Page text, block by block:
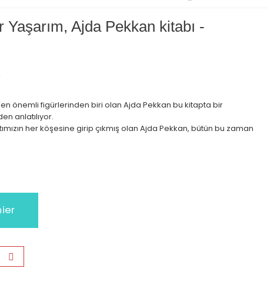
Ajda Pekkan kitabı -
en önemli figürlerinden biri olan Ajda Pekkan bu kitapta bir
anlatılıyor.
her köşesine girip çıkmış olan Ajda Pekkan, bütün bu zaman